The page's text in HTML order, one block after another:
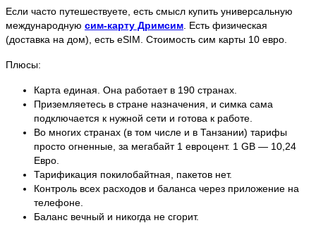
Если часто путешествуете, есть смысл купить универсальную
международную сим-карту Дримсим. Есть физическая
(доставка на дом), есть eSIM. Стоимость сим карты 10 евро.
Плюсы:
Карта единая. Она работает в 190 странах.
Приземляетесь в стране назначения, и симка сама
подключается к нужной сети и готова к работе.
Во многих странах (в том числе и в Танзании) тарифы
просто огненные, за мегабайт 1 евроцент. 1 GB — 10,24
Евро.
Тарификация покилобайтная, пакетов нет.
Контроль всех расходов и баланса через приложение на
телефоне.
Баланс вечный и никогда не сгорит.